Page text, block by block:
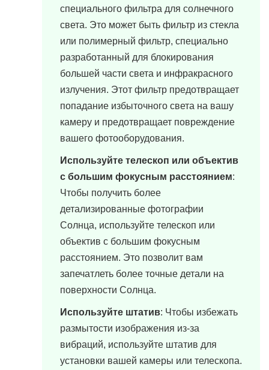
специального фильтра для солнечного
света. Это может быть фильтр из стекла
или полимерный фильтр, специально
разработанный для блокирования
большей части света и инфракрасного
излучения. Этот фильтр предотвращает
попадание избыточного света на вашу
камеру и предотвращает повреждение
вашего фотооборудования.
Используйте телескоп или объектив
с большим фокусным расстоянием:
Чтобы получить более
детализированные фотографии
Солнца, используйте телескоп или
объектив с большим фокусным
расстоянием. Это позволит вам
запечатлеть более точные детали на
поверхности Солнца.
Используйте штатив: Чтобы избежать
размытости изображения из-за
вибраций, используйте штатив для
установки вашей камеры или телескопа.